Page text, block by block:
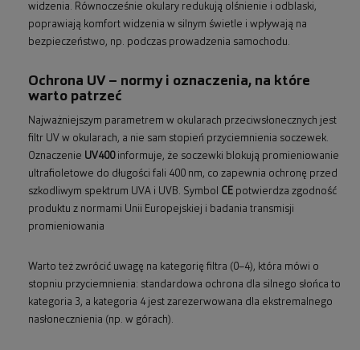
widzenia. Równocześnie okulary redukują olśnienie i odblaski,
poprawiają komfort widzenia w silnym świetle i wpływają na
bezpieczeństwo, np. podczas prowadzenia samochodu.
Ochrona UV – normy i oznaczenia, na które
warto patrzeć
Najważniejszym parametrem w okularach przeciwsłonecznych jest
filtr UV w okularach, a nie sam stopień przyciemnienia soczewek.
Oznaczenie UV400informuje, że soczewki blokują promieniowanie
ultrafioletowe do długości fali 400 nm, co zapewnia ochronę przed
szkodliwym spektrum UVA i UVB. Symbol CE potwierdza zgodność
produktu z normami Unii Europejskiej i badania transmisji
promieniowania
Warto też zwrócić uwagę na kategorię filtra (0–4), która mówi o
stopniu przyciemnienia: standardowa ochrona dla silnego słońca to
kategoria 3, a kategoria 4 jest zarezerwowana dla ekstremalnego
nasłonecznienia (np. w górach).